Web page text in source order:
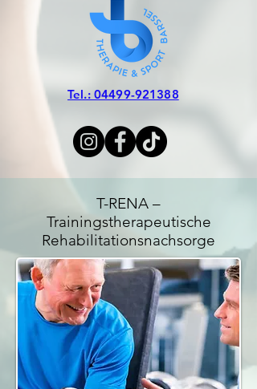
Tel.: 04499-921388
T-RENA –
Trainingstherapeutische
Rehabilitationsnachsorge